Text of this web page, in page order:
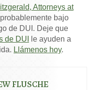
Attorneys at
bajo
de DUI. Deje que
de DUI
le ayuden a
Llámenos hoy.
FLUSCHE